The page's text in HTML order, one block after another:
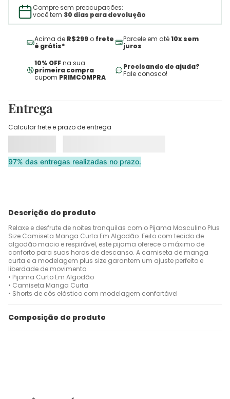
Compre sem preocupações:
você tem 30 dias para devolução
Acima de R$299 o frete
é grátis*
Parcele em até10x sem
juros
10% OFFna sua
primeira compra
cupom PRIMCOMPRA
Precisando de ajuda?
Fale conosco!
Entrega
Calcular frete e prazo de entrega
97% das entregas realizadas no prazo.
Descrição do produto
Relaxe e desfrute de noites tranquilas com o Pijama Masculino Plus
Size Camiseta Manga Curta Em Algodão. Feito com tecido de
algodão macio e respirável, este pijama oferece o máximo de
conforto para suas horas de descanso. A camiseta de manga
curta e a modelagem plus size garantem um ajuste perfeito e
liberdade de movimento.
• Pijama Curto Em Algodão
• Camiseta Manga Curta
• Shorts de cós elástico com modelagem confortável
Composição do produto